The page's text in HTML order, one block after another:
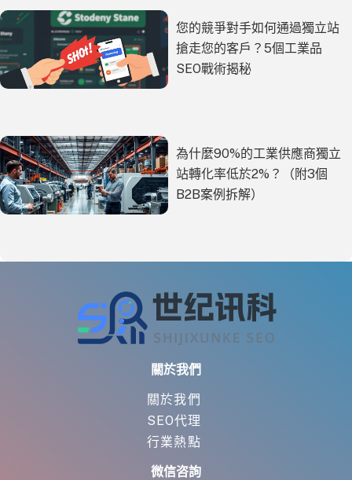
您的競爭對手如何通過獨立站
搶走您的客戶？5個工業品
SEO戰術揭秘
為什麼90%的工業供應商獨立
站轉化率低於2%？（附3個
B2B案例拆解）
關於我們
關於我們
SEO代理
行業熱點
微信咨詢